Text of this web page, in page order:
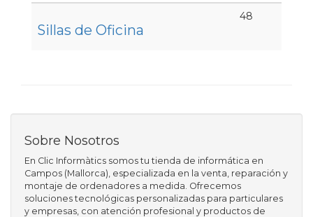
Sillas de Oficina
48
Sobre Nosotros
En Clic Informàtics somos tu tienda de informática en
Campos (Mallorca), especializada en la venta, reparación y
montaje de ordenadores a medida. Ofrecemos
soluciones tecnológicas personalizadas para particulares
y empresas, con atención profesional y productos de